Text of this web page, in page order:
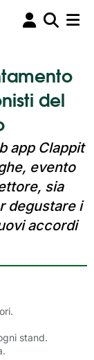
del
app Clappit
evento
sia
degustare i
accordi
stand.